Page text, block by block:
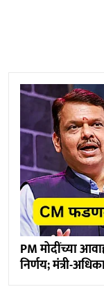
PM मोदींच्या
निर्णय; मंत्री-